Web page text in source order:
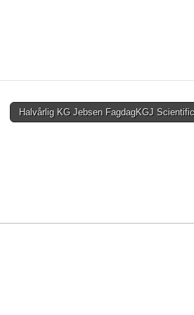
Halvårlig KG Jebsen FagdagKGJ